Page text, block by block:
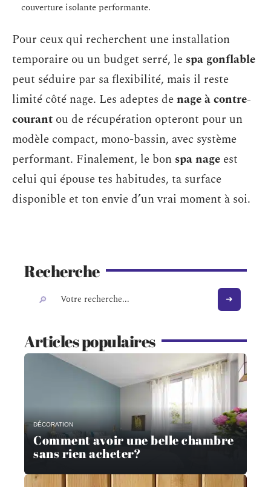
couverture isolante performante.
Pour ceux qui recherchent une installation
temporaire ou un budget serré, le spa gonflable
peut séduire par sa flexibilité, mais il reste
limité côté nage. Les adeptes denage à contre-
courant ou de récupération opteront pour un
modèle compact, mono-bassin, avec système
performant. Finalement, le bon spa nage est
celui qui épouse tes habitudes, ta surface
disponible et ton envie d’un vrai moment à soi.
Recherche
Articles populaires
DÉCORATION
Comment avoir une belle chambre
sans rien acheter?